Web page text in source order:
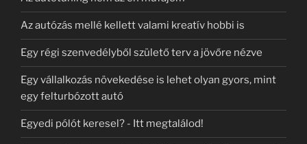
Az autózás mellé kellett valami kreatív hobbi is
Egy régi szenvedélyből születő terv a jövőre nézve
Egy vállalkozás növekedése is lehet olyan gyors, mint
egy felturbózott autó
Egyedi pólót keresel? - Itt megtalálod!